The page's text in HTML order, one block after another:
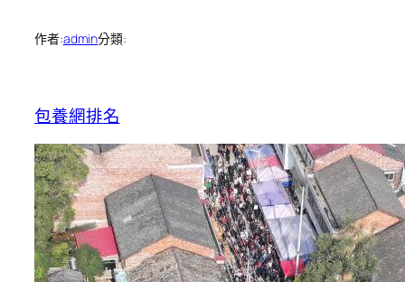
作者:admin分類:
包養網排名